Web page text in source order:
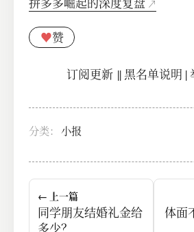
拼多多崛起的深度复盘
♥赞
订阅更新||黑名单说明 |
分类： 小报
← 上一篇
同学朋友结婚礼金给
多少？
体面